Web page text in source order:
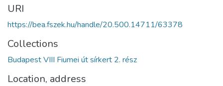
URI
https://bea.fszek.hu/handle/20.500.14711/63378
Collections
Budapest VIII Fiumei út sírkert 2. rész
Location, address